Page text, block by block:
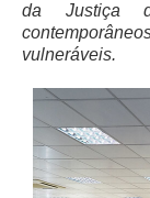
Seções
Turmas
Varas do
da Justiça
vulneráveis.